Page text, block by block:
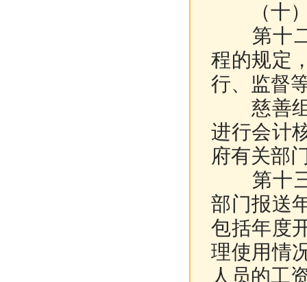
（十）
第十二
程的规定
行、监督
慈善组
进行会计
府有关部
第十三
部门报送
包括年度
理使用情
人员的工